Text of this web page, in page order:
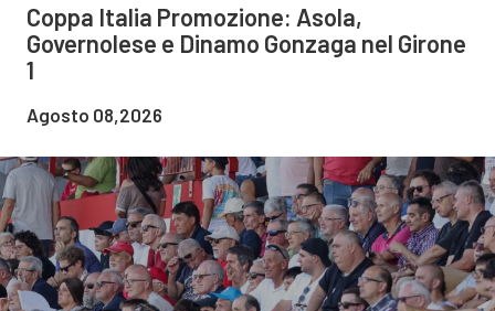
Coppa Italia Promozione: Asola,
Governolese e Dinamo Gonzaga nel Girone
1
Agosto 08,2026